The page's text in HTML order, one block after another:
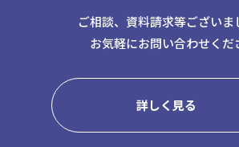
株式会社コーポレート・アドバイザーズ
株式会社コーポレート・アドバイザーズ
株式会社日本クレアス財産サポート
企業情報
ご相談、資料請求等ございま
お気軽にお問い合わせくだ
詳しく見る